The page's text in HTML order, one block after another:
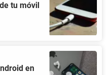
tu móvil
en